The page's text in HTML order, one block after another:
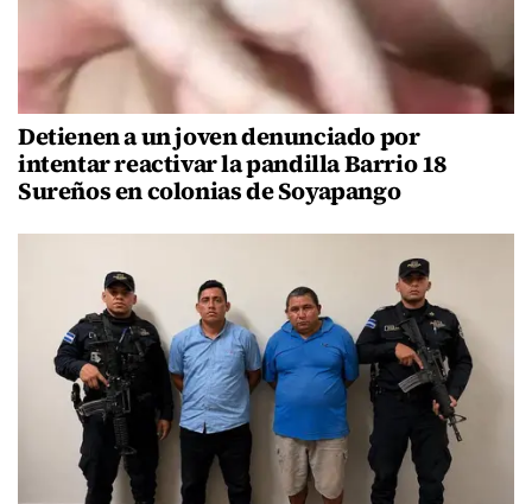
Detienen a un joven denunciado por
intentar reactivar la pandilla Barrio 18
Sureños en colonias de Soyapango